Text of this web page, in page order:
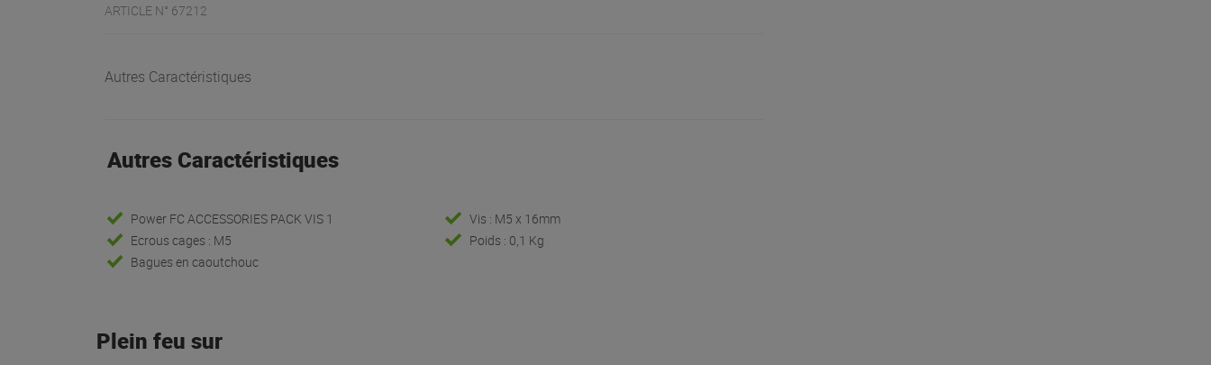
ARTICLE N° 67212
Autres Caractéristiques
Autres Caractéristiques
Power FC ACCESSORIES PACK VIS 1
Ecrous cages : M5
Bagues en caoutchouc
Vis : M5 x 16mm
Poids : 0,1 Kg
Plein feu sur